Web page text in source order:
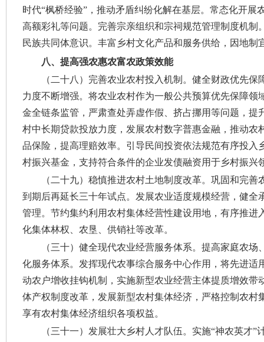
时代“枫桥经验”，推动矛盾纠纷化解在基层。常态化开
高额彩礼等问题。完善宗亲组织和宗祠规范管理制度机
民族共同体意识。丰富乡村文化产品和服务供给，因地
八、提高强农惠农富农政策效能
（二十八）完善农业农村投入机制。 健全财政优先保
力度不断增强。将农业农村作为一般公共预算优先保障
金全链条监管，严肃查处弄虚作假、挤占挪用等问题，
村中长期贷款投放力度，发展农村数字普惠金融，推动
品保险，提高理赔效率。引导民间投资依法规范有序投
村振兴基金，支持符合条件的企业发债融资用于乡村振兴
（二十九）稳慎推进农村土地制度改革。 巩固和完善
到期后再延长三十年试点。发展农业适度规模经营，健
管理。节约集约利用农村集体经营性建设用地，有序推
化集体林权、农垦、供销社等改革。
（三十）健全现代农业经营服务体系。 提高家庭农场
化服务体系。发挥现代农事综合服务中心作用，将先进
动农户增收挂钩机制，实施新型农业经营主体提质增效
体产权制度改革，发展新型农村集体经济，严格控制农
享有农村集体经济组织各项权益。
（三十一）发展壮大乡村人才队伍。 实施“神农英才”